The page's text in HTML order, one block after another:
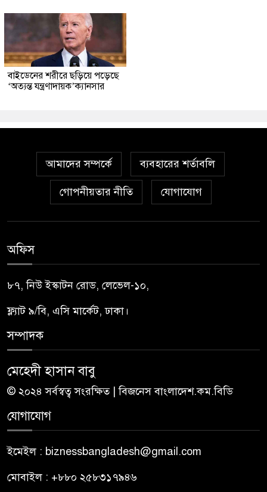
বাইডেনের শরীরে ছড়িয়ে পড়েছে
‘অত্যন্ত যন্ত্রণাদায়ক’ক্যানসার
আমাদের সম্পর্কে ব্যবহারের শর্তাবলি
গোপনীয়তার নীতি যোগাযোগ
অফিস
৮৭, নিউ ইস্কাটন রোড, লেভেল-১০,
ফ্ল্যাট ৯/বি, এসি মার্কেট, ঢাকা।
সম্পাদক
মেহেদী হাসান বাবু
© ২০২৪ সর্বস্বত্ব সংরক্ষিত | বিজনেস বাংলাদেশ.কম.বিডি
যোগাযোগ
ইমেইল : biznessbangladesh@gmail.com
মোবাইল : +৮৮০ ২৫৮৩১৭৯৪৬